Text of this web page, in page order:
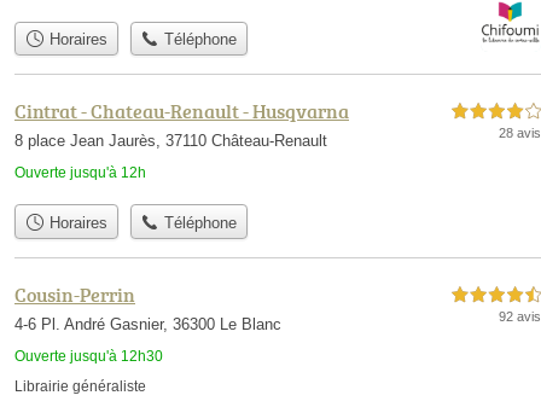
Horaires Téléphone
Cintrat - Chateau-Renault - Husqvarna
8 place Jean Jaurès, 37110 Château-Renault
Ouverte jusqu'à 12h
4,0 étoiles sur 5
28 avis
Horaires Téléphone
Cousin-Perrin
4-6 Pl. André Gasnier, 36300 Le Blanc
Ouverte jusqu'à 12h30
4,5 étoiles sur 5
92 avis
Librairie généraliste